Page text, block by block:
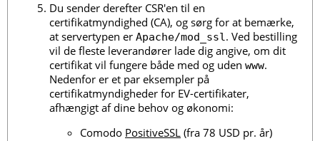
Du sender derefter CSR'en til en
certifikatmyndighed (CA), og sørg for at bemærke,
at servertypen er Apache/mod_ssl. Ved bestilling
vil de fleste leverandører lade dig angive, om dit
certifikat vil fungere både med og uden www.
Nedenfor er et par eksempler på
certifikatmyndigheder for EV-certifikater,
afhængigt af dine behov og økonomi:
Comodo PositiveSSL (fra 78 USD pr. år)